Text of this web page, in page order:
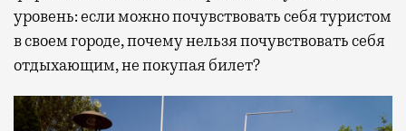
уровень: если можно почувствовать себя туристом
в своем городе, почему нельзя почувствовать себя
отдыхающим, не покупая билет?